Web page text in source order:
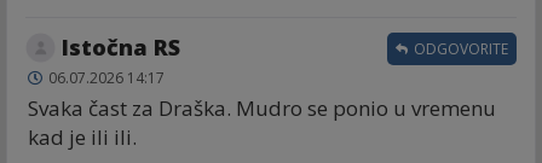
Istočna RS
06.07.2026 14:17
Svaka čast za Draška. Mudro se ponio u vremenu
kad je ili ili.
ODGOVORITE